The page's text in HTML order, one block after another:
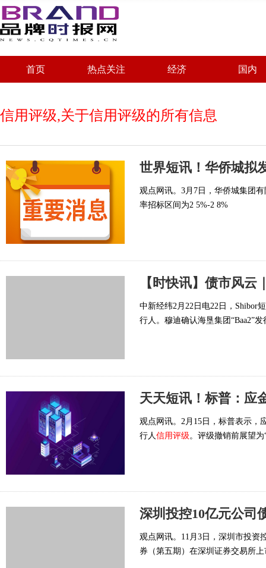
首页 热点关注 经济 国内
信用评级,关于信用评级的所有信息
观点网讯。3月7日，华侨城集团
率招标区间为2 5%-2 8%
中新经纬2月22日电22日，Shibor
行人。穆迪确认海垦集团“Baa2”
观点网讯。2月15日，标普表示，
行人信用评级。评级撤销前展望为
深圳投控10亿元公司
观点网讯。11月3日，深圳市投资
券（第五期）在深圳证券交易所